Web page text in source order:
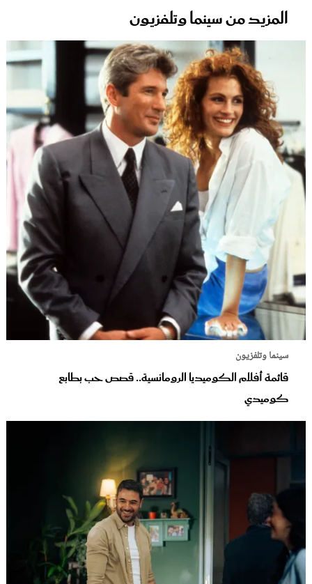
المزيد من سينما وتلفزيون
سينما وتلفزيون
قائمة أفلام الكوميديا الرومانسية.. قصص حب بطابع
كوميدي